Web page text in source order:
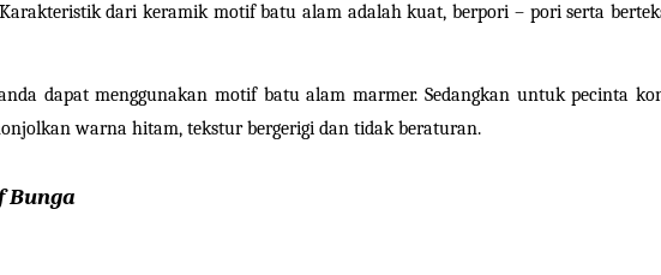
dari keramik motif batu alam adalah kuat, berpori – pori serta
warna hitam, tekstur bergerigi dan tidak beraturan.
Bunga